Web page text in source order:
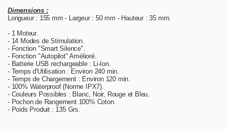
Dimensions :
Longueur : 155 mm - Largeur : 50 mm - Hauteur : 35 mm.
- 1 Moteur.
- 14 Modes de Stimulation.
- Fonction "Smart Silence".
- Fonction "Autopilot" Amélioré.
- Batterie USB rechargeable : Li-Ion.
- Temps d'Utilisation : Environ 240 min.
- Temps de Chargement : Environ 120 min.
- 100% Waterproof (Norme IPX7).
- Couleurs Possibles : Blanc, Noir, Rouge et Bleu.
- Pochon de Rangement 100% Coton.
- Poids Produit : 135 Grs.